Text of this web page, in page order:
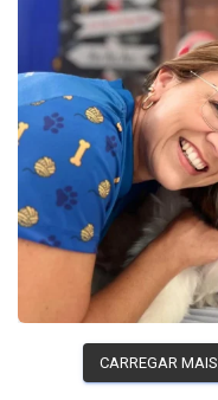
CARREGAR MAIS